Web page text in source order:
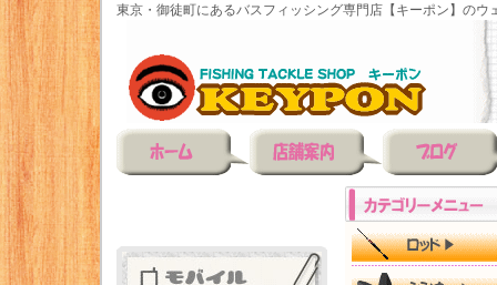
東京・御徒町にあるバスフィッシング専門店【キーポン】のウ